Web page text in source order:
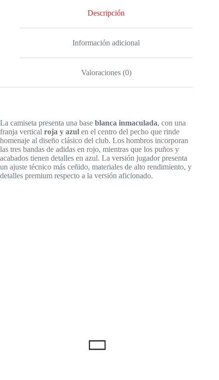
Descripción
Información adicional
Valoraciones (0)
La camiseta presenta una base blanca inmaculada, con una
franja vertical roja y azul en el centro del pecho que rinde
homenaje al diseño clásico del club. Los hombros incorporan
las tres bandas de adidas en rojo, mientras que los puños y
acabados tienen detalles en azul. La versión jugador presenta
un ajuste técnico más ceñido, materiales de alto rendimiento, y
detalles premium respecto a la versión aficionado.